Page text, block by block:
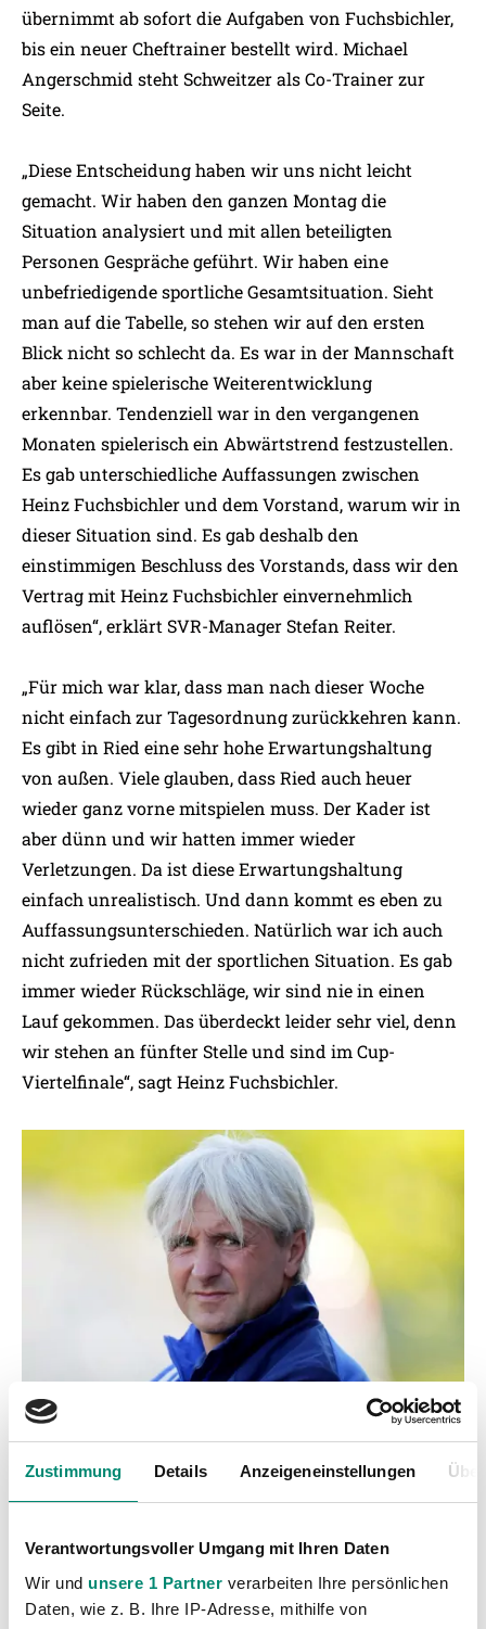
Zustimmung Details Anzeigeneinstellungen
Verantwortungsvoller Umgang mit Ihren Daten
Wir und unsere 1 Partner verarbeiten Ihre persönlichen
Daten, wie z. B. Ihre IP-Adresse, mithilfe von
übernimmt ab sofort die Aufgaben von Fuchsbichler,
bis ein neuer Cheftrainer bestellt wird. Michael
Angerschmid steht Schweitzer als Co-Trainer zur
Seite.
„Diese Entscheidung haben wir uns nicht leicht
gemacht. Wir haben den ganzen Montag die
Situation analysiert und mit allen beteiligten
Personen Gespräche geführt. Wir haben eine
unbefriedigende sportliche Gesamtsituation. Sieht
man auf die Tabelle, so stehen wir auf den ersten
Blick nicht so schlecht da. Es war in der Mannschaft
aber keine spielerische Weiterentwicklung
erkennbar. Tendenziell war in den vergangenen
Monaten spielerisch ein Abwärtstrend festzustellen.
Es gab unterschiedliche Auffassungen zwischen
Heinz Fuchsbichler und dem Vorstand, warum wir in
dieser Situation sind. Es gab deshalb den
einstimmigen Beschluss des Vorstands, dass wir den
Vertrag mit Heinz Fuchsbichler einvernehmlich
auflösen“, erklärt SVR-Manager Stefan Reiter.
„Für mich war klar, dass man nach dieser Woche
nicht einfach zur Tagesordnung zurückkehren kann.
Es gibt in Ried eine sehr hohe Erwartungshaltung
von außen. Viele glauben, dass Ried auch heuer
wieder ganz vorne mitspielen muss. Der Kader ist
aber dünn und wir hatten immer wieder
Verletzungen. Da ist diese Erwartungshaltung
einfach unrealistisch. Und dann kommt es eben zu
Auffassungsunterschieden. Natürlich war ich auch
nicht zufrieden mit der sportlichen Situation. Es gab
immer wieder Rückschläge, wir sind nie in einen
Lauf gekommen. Das überdeckt leider sehr viel, denn
wir stehen an fünfter Stelle und sind im Cup-
Viertelfinale“, sagt Heinz Fuchsbichler.
Kategorien
Allgemeine News
Damen
(6)